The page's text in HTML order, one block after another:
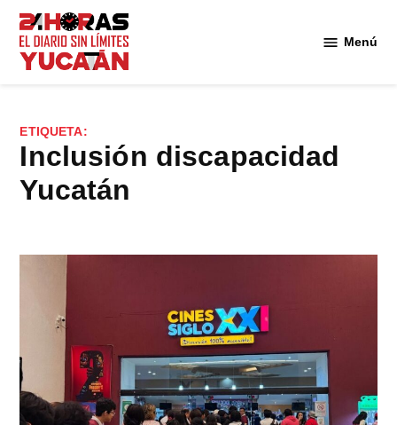
Saltar
contenido
Menú
ETIQUETA:
inclusión discapacidad
Yucatán